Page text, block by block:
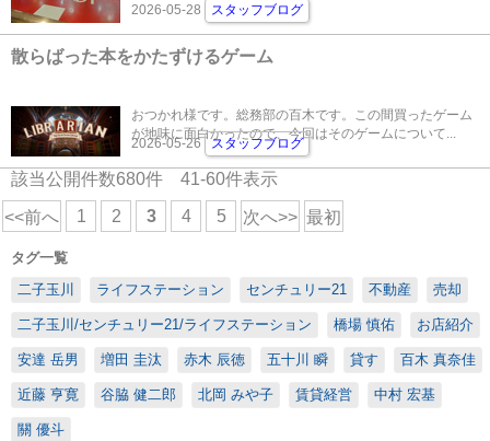
2026-05-28 スタッフブログ
散らばった本をかたずけるゲーム
おつかれ様です。総務部の百木です。この間買ったゲーム
が地味に面白かったので、今回はそのゲームについて...
2026-05-26 スタッフブログ
該当公開件数680件 41-60件表示
<<前へ 1 2 3 4 5 次へ>> 最初
タグ一覧
二子玉川
ライフステーション センチュリー21 不動産 売却
二子玉川/センチュリー21/ライフステーション 橋場 慎佑 お店紹介
安達 岳男 増田 圭汰 赤木 辰徳 五十川 瞬 貸す 百木 真奈佳
近藤 亨寛 谷脇 健二郎 北岡 みや子 賃貸経営 中村 宏基
關 優斗